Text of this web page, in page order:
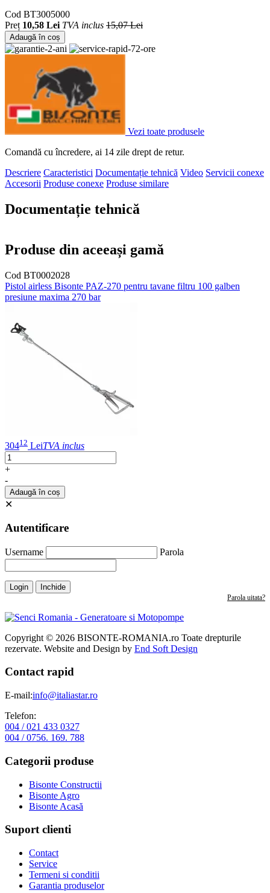
Cod BT3005000
Preț 10,58 Lei TVA inclus 15,07 Lei
Adaugă în coș
Vezi toate produsele
Comandă cu încredere, ai 14 zile drept de retur.
Descriere Caracteristici Documentație tehnică Video Servicii conexe
Accesorii Produse conexe Produse similare
Documentație tehnică
Produse din aceeași gamă
Cod BT0002028
Pistol airless Bisonte PAZ-270 pentru tavane filtru 100 galben
presiune maxima 270 bar
30412 LeiTVA inclus
+
-
Adaugă în coș
✕
Autentificare
Username Parola
Login Inchide
Parola uitata?
Copyright © 2026 BISONTE-ROMANIA.ro Toate drepturile
rezervate. Website and Design by End Soft Design
Contact rapid
E-mail:info@italiastar.ro
Telefon:
004 / 021 433 0327
004 / 0756. 169. 788
Categorii produse
Bisonte Constructii
Bisonte Agro
Bisonte Acasă
Suport clienti
Contact
Service
Termeni si conditii
Garantia produselor